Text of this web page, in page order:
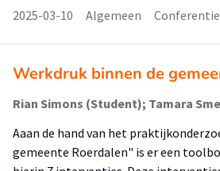
2025-03-10
Algemeen
Werkdruk binnen de
Rian Simons (Student); Tamara
Aaan de hand van het
gemeente Roerdalen" is er een